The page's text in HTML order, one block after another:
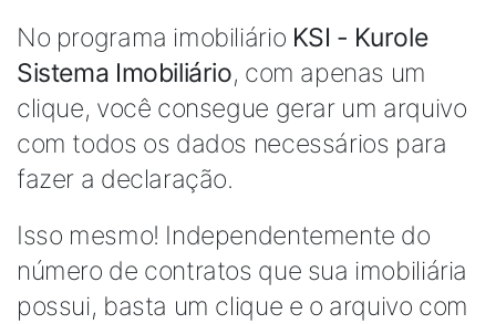
No programa imobiliário KSI - Kurole
Sistema Imobiliário, com apenas um
clique, você consegue gerar um arquivo
com todos os dados necessários para
fazer a declaração.
Isso mesmo! Independentemente do
número de contratos que sua imobiliária
possui, basta um clique e o arquivo com